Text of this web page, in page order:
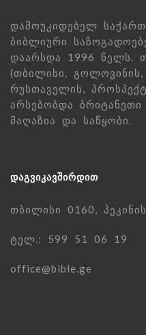
დამოუკიდებელ
ბიბლიური
დაარსდა 1996 წელს.
(თბილისი,
რუსთაველის,
არსებობდა
მაღაზია და საწყობი.
ᲓᲐᲒᲕᲘᲙᲐᲕᲨᲘᲠᲓᲘᲗ
თბილისი 0160,
ტელ.: 599 51 06 19
office@bible.ge